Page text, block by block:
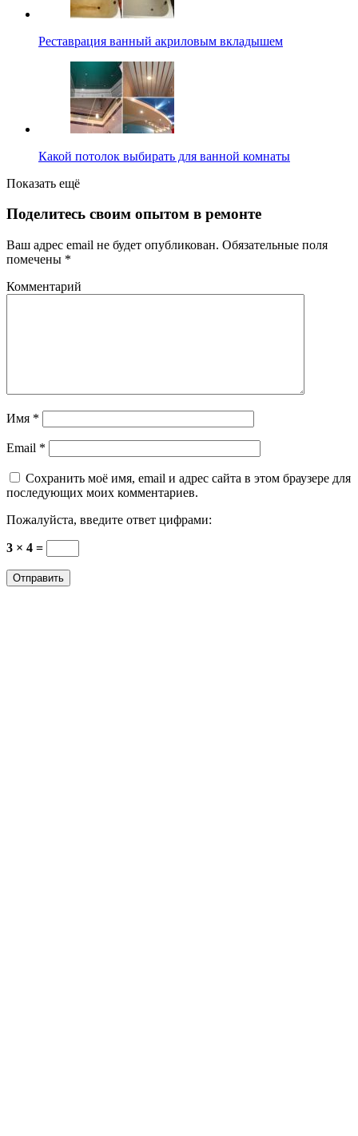
Реставрация ванный акриловым вкладышем
Какой потолок выбирать для ванной комнаты
Показать ещё
Поделитесь своим опытом в ремонте
Ваш адрес email не будет опубликован. Обязательные поля
помечены *
Комментарий
Имя *
Email *
Сохранить моё имя, email и адрес сайта в этом браузере для
последующих моих комментариев.
Пожалуйста, введите ответ цифрами:
3 × 4 =